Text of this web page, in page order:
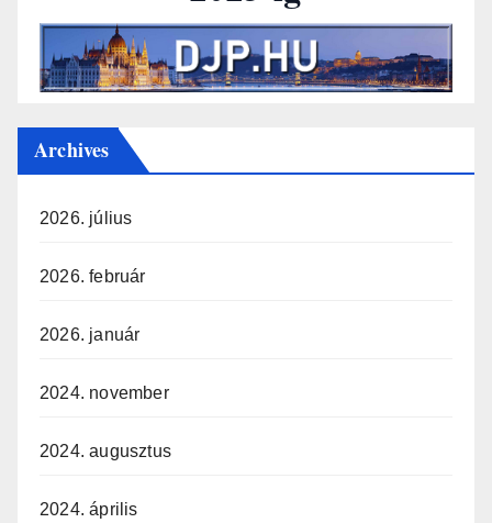
Archives
2026. július
2026. február
2026. január
2024. november
2024. augusztus
2024. április